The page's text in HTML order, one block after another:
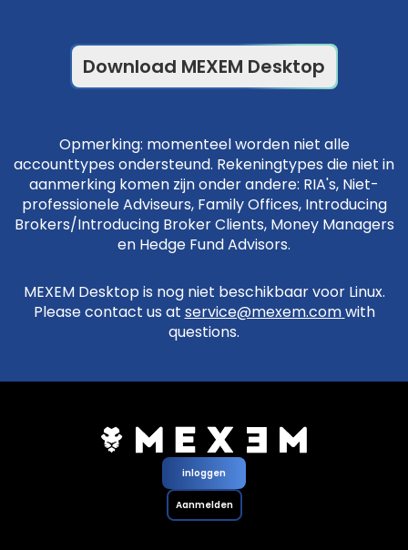
Download MEXEM Desktop
Opmerking: momenteel worden niet alle
accounttypes ondersteund. Rekeningtypes die niet in
aanmerking komen zijn onder andere: RIA's, Niet-
professionele Adviseurs, Family Offices, Introducing
Brokers/Introducing Broker Clients, Money Managers
en Hedge Fund Advisors.
MEXEM Desktop is nog niet beschikbaar voor Linux.
Please contact us at service@mexem.comwith
questions.
inloggen
Aanmelden